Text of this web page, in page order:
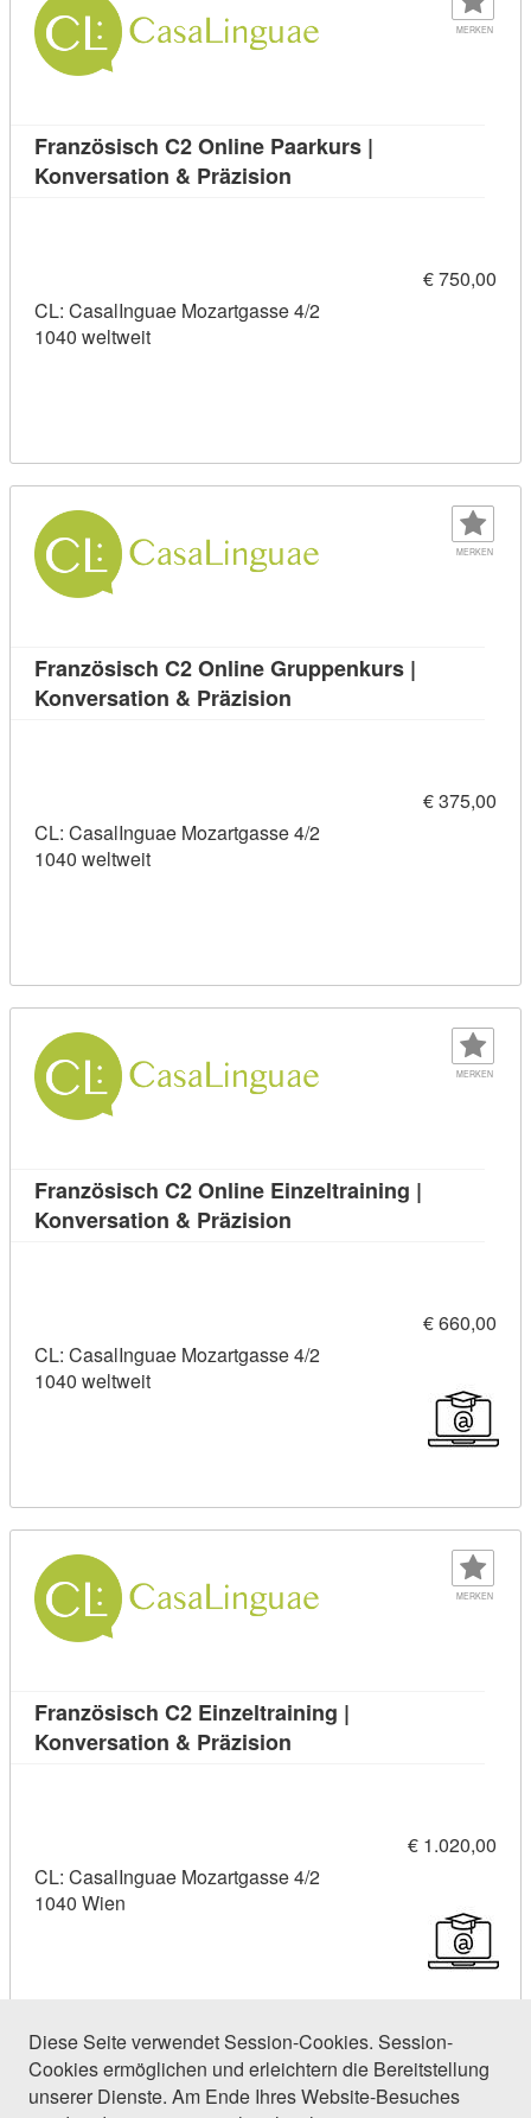
MERKEN
Französisch C2 Online Paarkurs |
Konversation & Präzision
€ 750,00
CL: CasalInguae Mozartgasse 4/2
1040 weltweit
MERKEN
Französisch C2 Online Gruppenkurs |
Konversation & Präzision
€ 375,00
CL: CasalInguae Mozartgasse 4/2
1040 weltweit
MERKEN
Französisch C2 Online Einzeltraining |
Konversation & Präzision
€ 660,00
CL: CasalInguae Mozartgasse 4/2
1040 weltweit
MERKEN
Französisch C2 Einzeltraining |
Konversation & Präzision
€ 1.020,00
CL: CasalInguae Mozartgasse 4/2
1040 Wien
16 Einträge gefunden (1 von 1)
Diese Seite verwendet Session-Cookies. Session-
Cookies ermöglichen und erleichtern die Bereitstellung
unserer Dienste. Am Ende Ihres Website-Besuches